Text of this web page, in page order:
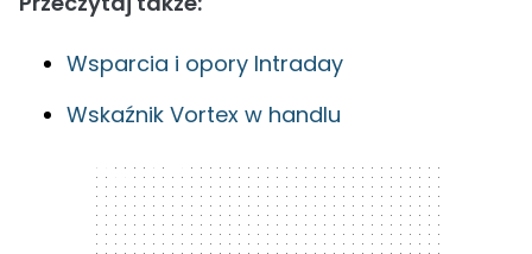
Wsparcia i opory Intraday
Wskaźnik Vortex w handlu
300 x 250